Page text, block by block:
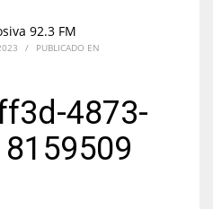
92.3 FM
/ PUBLICADO EN
4873-